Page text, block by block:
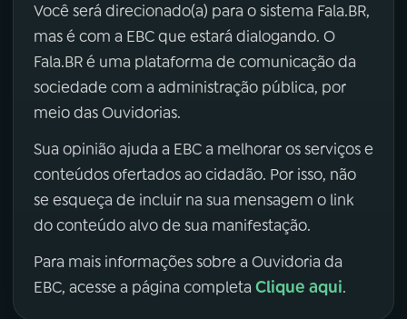
Você será direcionado(a) para o sistema Fala.BR,
mas é com a EBC que estará dialogando. O
Fala.BR é uma plataforma de comunicação da
sociedade com a administração pública, por
meio das Ouvidorias.
Sua opinião ajuda a EBC a melhorar os serviços e
conteúdos ofertados ao cidadão. Por isso, não
se esqueça de incluir na sua mensagem o link
do conteúdo alvo de sua manifestação.
Para mais informações sobre a Ouvidoria da
EBC, acesse a página completa Clique aqui.